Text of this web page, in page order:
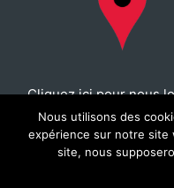
Cliquez ici pour nous
© All
Nous utilisons des
expérience sur notre site
site, nous